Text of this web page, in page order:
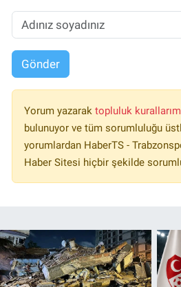
Gönder
Yorum yazarak topluluk
bulunuyor ve tüm sorumluluğu
yorumlardan HaberTS -
Haber Sitesi hiçbir şekilde